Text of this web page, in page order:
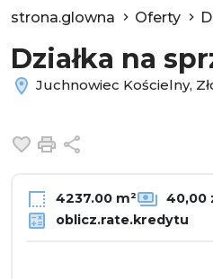
strona.glowna Oferty
Działka na
Juchnowiec Kościelny,
Dodaj do ulubionych
Drukuj
4237.00 m² 40,00
oblicz.rate.kredytu